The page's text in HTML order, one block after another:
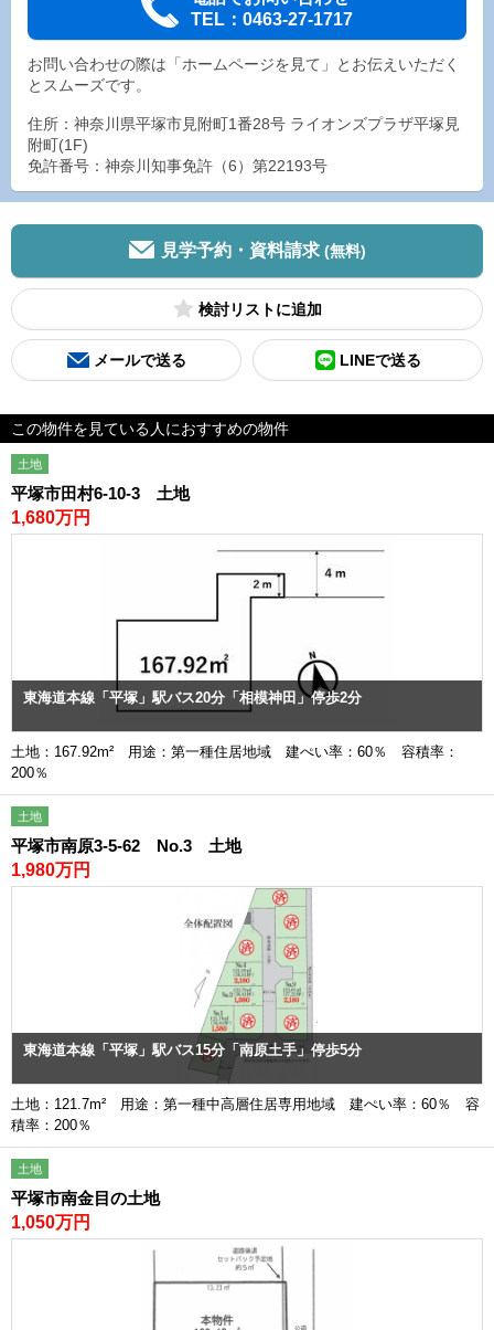
TEL：0463-27-1717
お問い合わせの際は「ホームページを見て」とお伝えいただく
とスムーズです。
住所：神奈川県平塚市見附町1番28号 ライオンズプラザ平塚見
附町(1F)
免許番号：神奈川知事免許（6）第22193号
見学予約・資料請求 (無料)
検討リスト
メールで送る LINEで送る
この物件を見ている人におすすめの物件
土地
平塚市田村6-10-3 土地
1,680万円
東海道本線「平塚」駅バス20分「相模神田」停歩2分
土地：167.92m² 用途：第一種住居地域 建ぺい率：60％ 容積率：
200％
土地
平塚市南原3-5-62 No.3 土地
1,980万円
東海道本線「平塚」駅バス15分「南原土手」停歩5分
土地：121.7m² 用途：第一種中高層住居専用地域 建ぺい率：60％ 容
積率：200％
土地
平塚市南金目の土地
1,050万円